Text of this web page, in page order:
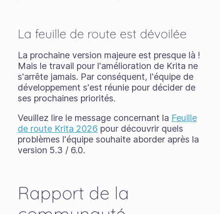
La feuille de route est dévoilée
La prochaine version majeure est presque là !
Mais le travail pour l'amélioration de Krita ne
s'arrête jamais. Par conséquent, l'équipe de
développement s'est réunie pour décider de
ses prochaines priorités.
Veuillez lire le message concernant la Feuille
de route Krita 2026 pour découvrir quels
problèmes l'équipe souhaite aborder après la
version 5.3 / 6.0.
Rapport de la